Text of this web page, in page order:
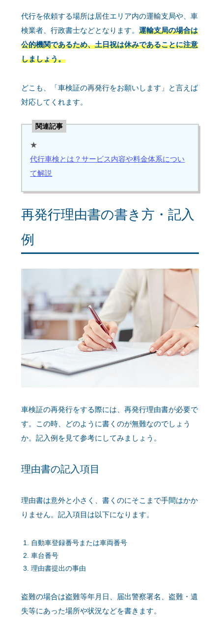
代行を依頼する場所は居住エリア内の運輸支局や、車
検業者、行政書士などとなります。 運輸支局の場合は
公的機関であるため、土日祝は休みであることに注意
しましょう。
どこも、「車検証の再発行をお願いします」と言えば
対応してくれます。
関連記事
★
代行車検とは？サービス内容や料金体系につい
て解説
再発行理由書の書き方・記入
例
車検証の再発行をする際には、再発行理由書が必要で
す。この時、どのように書くのが無難なのでしょう
か。記入例を見て参考にしてみましょう。
理由書の記入項目
理由書は意外と小さく、書くのにそこまで手間はかか
りません。記入項目は以下になります。
自動車登録番号または車両番号
車台番号
理由書提出の事由
盗難の場合は盗難等年月日、届出警察署名、盗難・遺
失等にあった場所や状況などを書きます。